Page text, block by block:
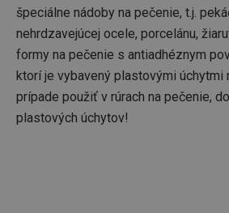
špeciálne nádoby na pečenie, t.j.
nehrdzavejúcej ocele, porcelánu,
formy na pečenie s antiadhéznym
ktorí je vybavený plastovými úchytmi
prípade použiť v rúrach na pečenie,
plastových úchytov!
Názov
receive-cookie-deprecation